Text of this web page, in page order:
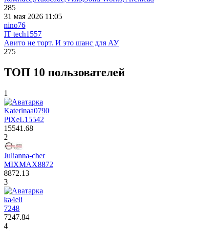
285
31 мая 2026 11:05
nino76
IT tech1557
Авито не торт. И это шанс для АУ
275
ТОП 10 пользователей
1
Katerinaa0790
PiXeL15542
15541.68
2
Julianna-cher
MIXMAX8872
8872.13
3
ka4eli
7248
7247.84
4